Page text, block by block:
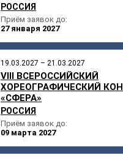
РОССИЯ
Приём заявок до:
27 января 2027
19.03.2027 – 21.03.2027
VIII ВСЕРОССИЙСКИЙ
ХОРЕОГРАФИЧЕСКИЙ
«СФЕРА»
РОССИЯ
Приём заявок до:
09 марта 2027